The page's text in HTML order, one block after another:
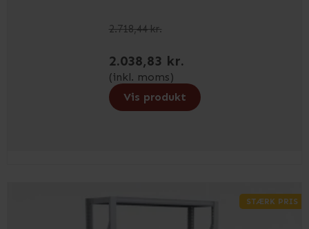
2.718,44 kr.
2.038,83 kr.
(inkl. moms)
Vis produkt
STÆRK PRIS